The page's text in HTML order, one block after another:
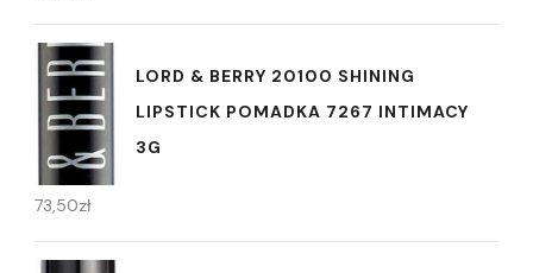
LORD & BERRY 20100 SHINING
LIPSTICK POMADKA 7267 INTIMACY
3G
73,50zł